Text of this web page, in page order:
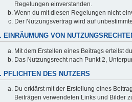
Regelungen einverstanden.
Wenn du mit diesen Regelungen nicht
Der Nutzungsvertrag wird auf
EINRÄUMUNG VON
Mit dem Erstellen eines Beitrags erteilst
Das Nutzungsrecht nach Punkt 2,
PFLICHTEN DES NUTZERS
Du erklärst mit der Erstellung eines
Beiträgen verwendeten Links und Bilder